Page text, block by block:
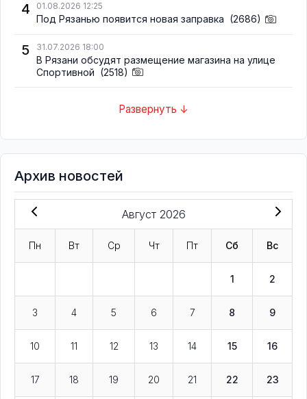
4 01.08.2026 12:25
Под Рязанью появится новая заправка (2686)
5 31.07.2026 18:00
В Рязани обсудят размещение магазина на улице
Спортивной (2518)
Развернуть ↓
Архив новостей
Август 2026
Пн Вт Ср Чт Пт Сб Вс
1 2
3 4 5 6 7 8 9
10 11 12 13 14 15 16
17 18 19 20 21 22 23